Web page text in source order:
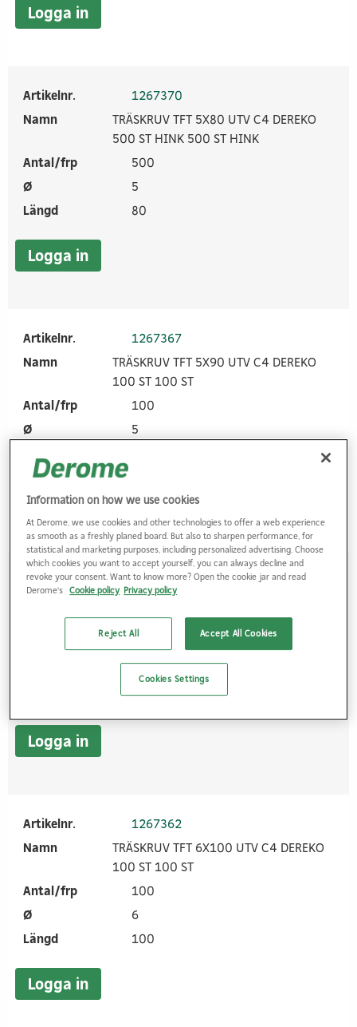
Logga in
Artikelnr.
1267370
Namn
TRÄSKRUV TFT 5X80 UTV C4 DEREKO
500 ST HINK 500 ST HINK
Antal/frp
500
Ø
5
Längd
80
Logga in
Artikelnr.
1267367
Namn
TRÄSKRUV TFT 5X90 UTV C4 DEREKO
100 ST 100 ST
Antal/frp
100
Ø
5
Logga in
Artikelnr.
1267365
500 ST HINK 500 ST HINK
Antal/frp
500
90
Logga in
Artikelnr.
1267362
Namn
TRÄSKRUV TFT 6X100 UTV C4 DEREKO
100 ST 100 ST
Antal/frp
100
Ø
6
Längd
100
Logga in
Information on how we use cookies
At Derome, we use cookies and other technologies to offer a web experience
as smooth as a freshly planed board. But also to sharpen performance, for
statistical and marketing purposes, including personalized advertising. Choose
which cookies you want to accept yourself, you can always decline and
revoke your consent. Want to know more? Open the cookie jar and read
Derome's Cookie policy Privacy policy
Reject All Accept All Cookies
Cookies Settings